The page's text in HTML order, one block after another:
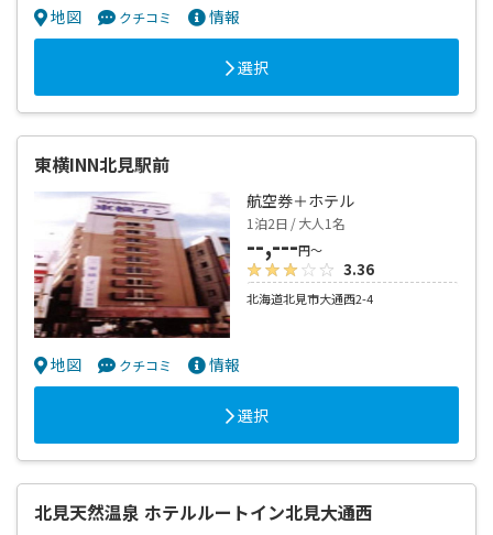
地図 クチコミ 情報
選択
東横INN北見駅前
航空券＋ホテル
1泊2日 / 大人1名
--,---円～
3.36
北海道北見市大通西2-4
地図 クチコミ 情報
選択
北見天然温泉 ホテルルートイン北見大通西